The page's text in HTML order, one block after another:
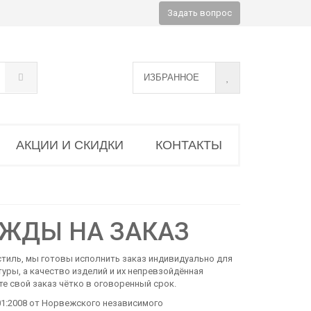
Задать вопрос
ИЗБРАННОЕ
АКЦИИ И СКИДКИ КОНТАКТЫ
НА ЗАКАЗ
мы готовы исполнить заказ индивидуально для
а качество изделий и их непревзойдённая
свой заказ чётко в оговоренный срок.
от Норвежского независимого